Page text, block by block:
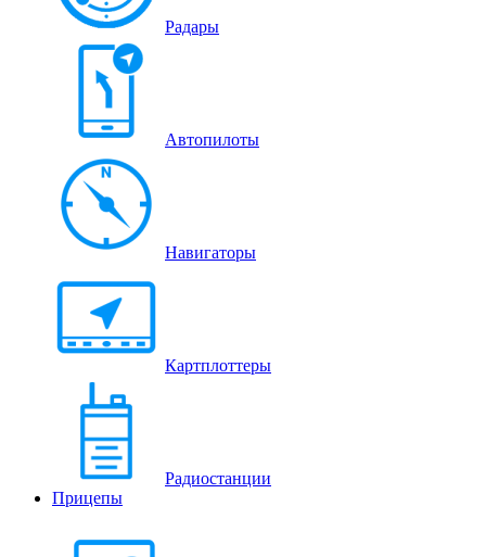
Радары
Автопилоты
Навигаторы
Картплоттеры
Радиостанции
Прицепы